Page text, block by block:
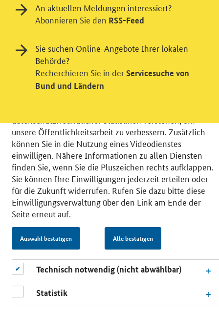
© 2026 Bundesministerium für Wirtschaft und Energie
RSS
Benutzerhinweise
Inhaltsverzeichnis
Impressum
Barrierefreiheit
Datenschutz
Einwilligungsverwaltung
Einwilligung in Tracking und / oder
Videodienst
Wir bitten Sie an dieser Stelle um Ihre Einwilligung für
unsere Öffentlichkeitsarbeit zu verbessern. Zusätzlich
können Sie in die Nutzung eines Videodienstes
einwilligen. Nähere Informationen zu allen Diensten
finden Sie, wenn Sie die Pluszeichen rechts aufklappen.
Sie können Ihre Einwilligungen jederzeit erteilen oder
für die Zukunft widerrufen. Rufen Sie dazu bitte diese
Einwilligungsverwaltung über den Link am Ende der
Seite erneut auf.
Auswahl bestätigen Alle bestätigen
Technisch notwendig (nicht abwählbar)
Statistik
An aktuellen Meldungen interessiert?
Abonnieren Sie den RSS-Feed
Sie suchen Online-Angebote Ihrer lokalen
Behörde?
Recherchieren Sie in der Servicesuche von
Bund und Ländern